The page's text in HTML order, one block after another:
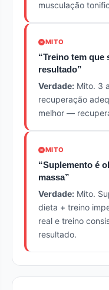
musculação
MITO
“Treino tem que
resultado”
Verdade: Mito. 3
recuperação
melhor —
MITO
“Suplemento é
massa”
Verdade: Mito.
dieta + treino
real e treino
resultado.